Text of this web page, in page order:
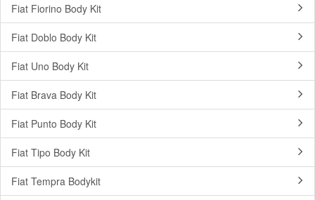
Fiat Fiorino Body Kit
Fiat Doblo Body Kit
Fiat Uno Body Kit
Fiat Brava Body Kit
Fiat Punto Body Kit
Fiat Tipo Body Kit
Fiat Tempra Bodykit